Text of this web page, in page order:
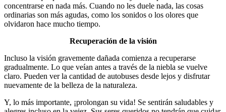
concentrarse en nada más. Cuando no les duele nada, las cosas
ordinarias son más agudas, como los sonidos o los olores que
olvidaron hace mucho tiempo.
Recuperación de la visión
Incluso la visión gravemente dañada comienza a recuperarse
gradualmente. Lo que veían antes a través de la niebla se vuelve
claro. Pueden ver la cantidad de autobuses desde lejos y disfrutar
nuevamente de la belleza de la naturaleza.
Y, lo más importante, ¡prolongan su vida! Se sentirán saludables y